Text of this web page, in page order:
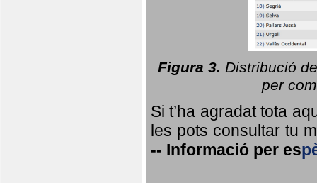
Figura 3. Distribució
per
Si t’ha agradat tota
les pots consultar tu
-- Informació per es